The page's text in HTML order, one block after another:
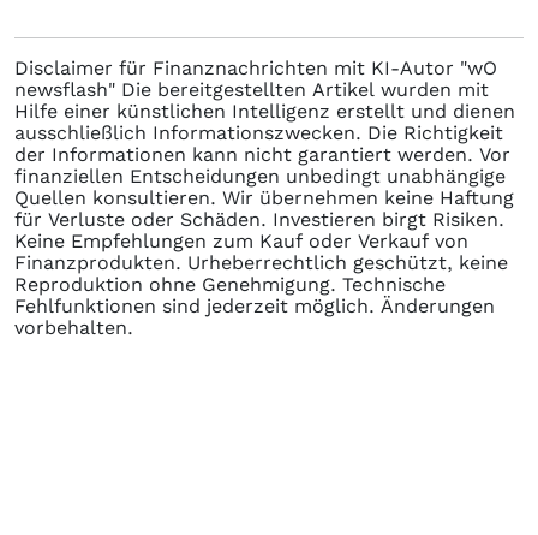
Disclaimer für Finanznachrichten mit KI-Autor "wO
newsflash" Die bereitgestellten Artikel wurden mit
Hilfe einer künstlichen Intelligenz erstellt und dienen
ausschließlich Informationszwecken. Die Richtigkeit
der Informationen kann nicht garantiert werden. Vor
finanziellen Entscheidungen unbedingt unabhängige
Quellen konsultieren. Wir übernehmen keine Haftung
für Verluste oder Schäden. Investieren birgt Risiken.
Keine Empfehlungen zum Kauf oder Verkauf von
Finanzprodukten. Urheberrechtlich geschützt, keine
Reproduktion ohne Genehmigung. Technische
Fehlfunktionen sind jederzeit möglich. Änderungen
vorbehalten.